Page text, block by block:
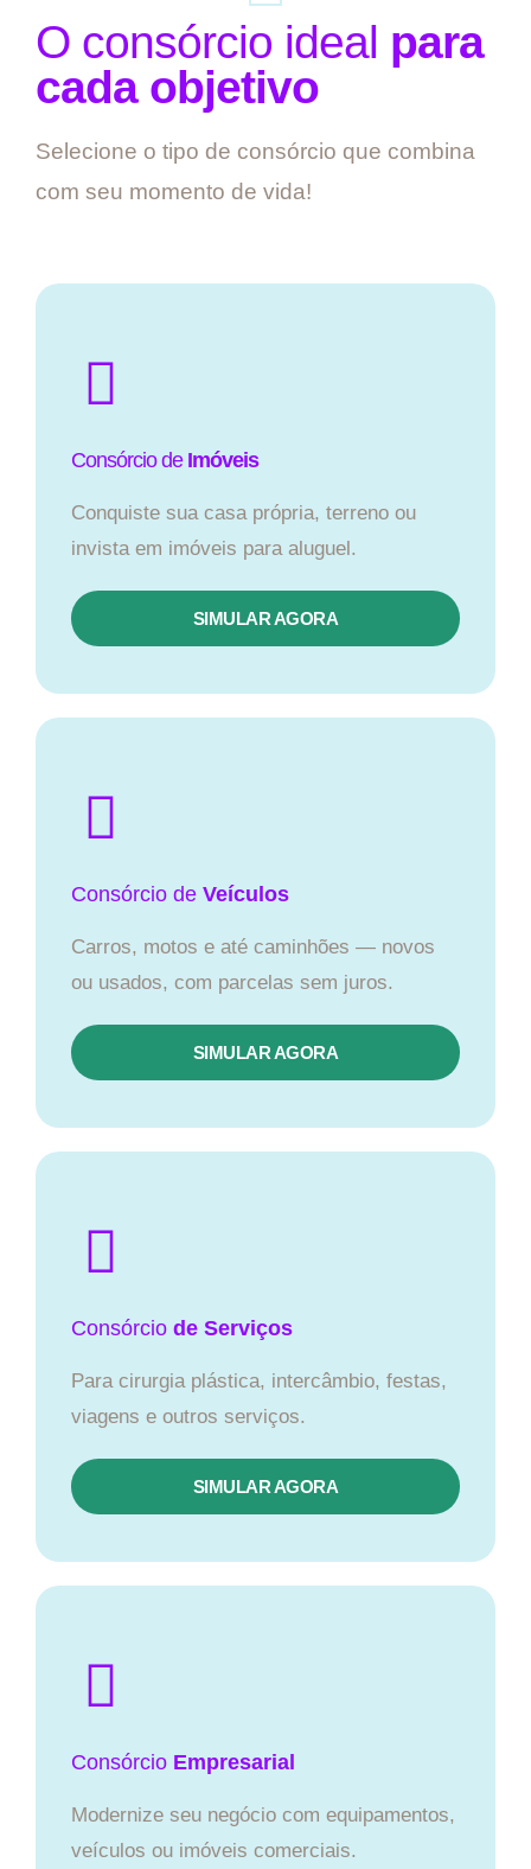
O consórcio ideal para
cada objetivo
Selecione o tipo de consórcio que combina
com seu momento de vida!
Consórcio de Imóveis
Conquiste sua casa própria, terreno ou
invista em imóveis para aluguel.
SIMULAR AGORA​
Consórcio de Veículos
Carros, motos e até caminhões — novos
ou usados, com parcelas sem juros.
SIMULAR AGORA
Consórcio de Serviços
Para cirurgia plástica, intercâmbio, festas,
viagens e outros serviços.
SIMULAR AGORA
Consórcio Empresarial
Modernize seu negócio com equipamentos,
veículos ou imóveis comerciais.